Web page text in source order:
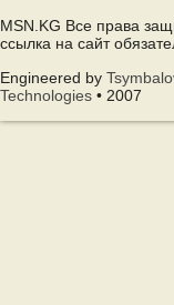
MSN.KG Все права
ссылка на сайт
Engineered by
Technologies • 2007